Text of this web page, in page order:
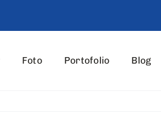
Foto Portofolio Blog